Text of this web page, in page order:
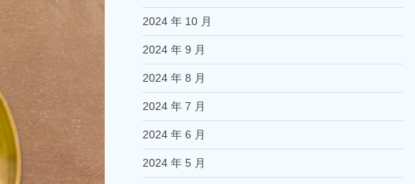
2024 年 10 月
2024 年 9 月
2024 年 8 月
2024 年 7 月
2024 年 6 月
2024 年 5 月